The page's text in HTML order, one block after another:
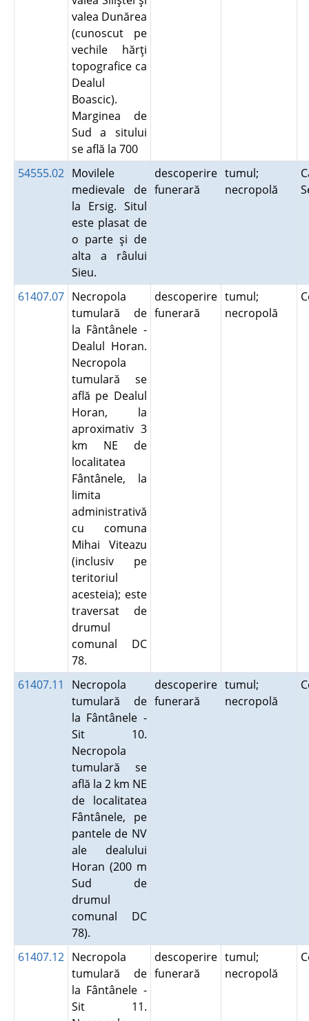
valea Dunărea
(cunoscut pe
vechile hărţi
topografice ca
Dealul
Boascic).
Marginea de
Sud a sitului
se află la 700
54555.02 Movilele
medievale de
la Ersig. Situl
este plasat de
o parte şi de
alta a râului
Sieu.
descoperire
funerară
tumul;
necropolă
61407.07 Necropola
tumulară de
la Fântânele -
Dealul Horan.
Necropola
tumulară se
află pe Dealul
Horan, la
aproximativ 3
km NE de
localitatea
Fântânele, la
limita
administrativă
cu comuna
Mihai Viteazu
(inclusiv pe
teritoriul
acesteia); este
traversat de
drumul
comunal DC
78.
descoperire
funerară
tumul;
necropolă
61407.11
Necropola
tumulară de
la Fântânele -
Sit 10.
Necropola
tumulară se
află la 2 km NE
de localitatea
Fântânele, pe
pantele de NV
ale dealului
Horan (200 m
Sud de
drumul
comunal DC
78).
descoperire
funerară
tumul;
necropolă
61407.12 Necropola
tumulară de
la Fântânele -
Sit 11.
descoperire
funerară
tumul;
necropolă